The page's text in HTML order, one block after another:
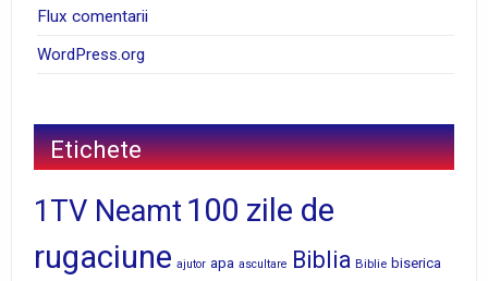
Flux comentarii
WordPress.org
Etichete
1TV Neamt 100 zile de
rugaciune ajutor apa ascultare Biblia Biblie biserica